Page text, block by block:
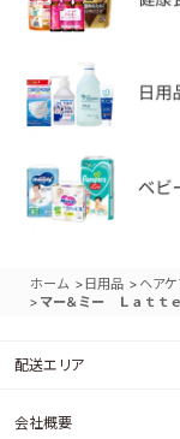
ホーム > 日用品 > ヘア
> マー＆ミー Ｌａｔｔ
配送エリア
会社概要